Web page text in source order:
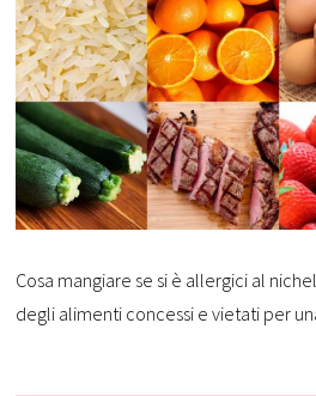
Cosa mangiare se si è allergici al
degli alimenti concessi e vietati per